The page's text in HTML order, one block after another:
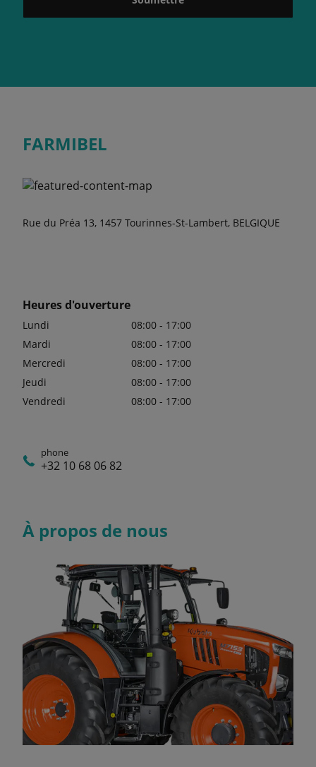
FARMIBEL
Rue du Préa 13, 1457 Tourinnes-St-Lambert, BELGIQUE
Heures d'ouverture
Lundi
08:00 - 17:00
Mardi
08:00 - 17:00
Mercredi
08:00 - 17:00
Jeudi
08:00 - 17:00
Vendredi
08:00 - 17:00
phone
+32 10 68 06 82
À propos de nous